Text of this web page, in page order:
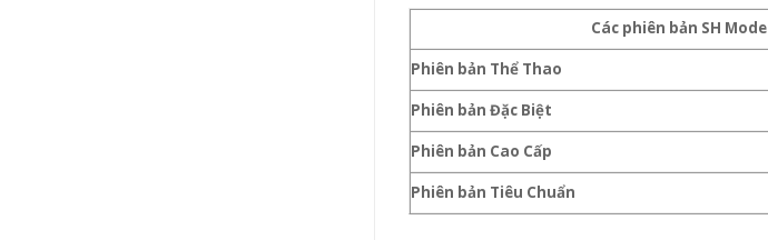
Các phiên bản SH Mode
Phiên bản Thể Thao
Phiên bản Đặc Biệt
Phiên bản Cao Cấp
Phiên bản Tiêu Chuẩn